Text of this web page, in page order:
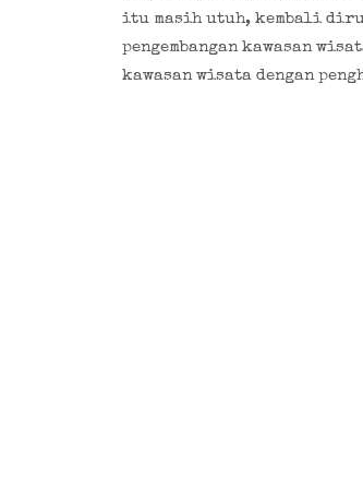
itu masih utuh, kembali
pengembangan kawasan
kawasan wisata dengan